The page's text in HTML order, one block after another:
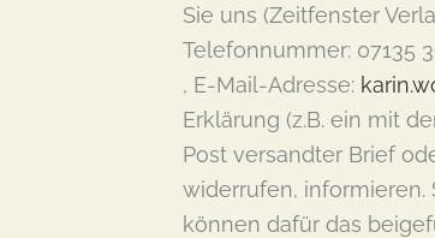
Sie uns (Zeitfenster
Telefonnummer: 07135
, E-Mail-Adresse:
Erklärung (z.B. ein mit
Post versandter Brief
widerrufen, informieren.
können dafür das